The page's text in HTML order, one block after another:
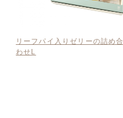
リーフパイ入りゼリーの詰め合
わせL